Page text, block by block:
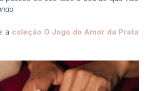
.
a coleção O Jogo do Amor da Prata